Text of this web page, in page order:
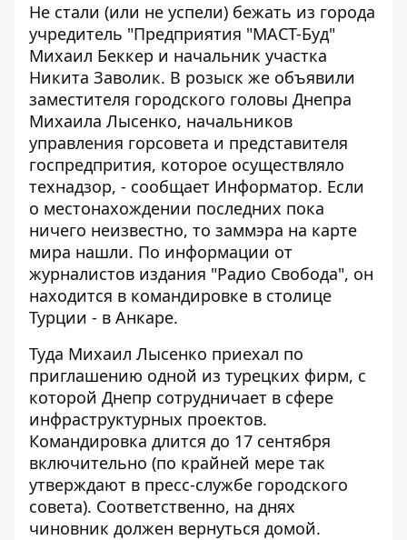
Не стали (или не успели) бежать из города
учредитель "Предприятия "МАСТ-Буд"
Михаил Беккер и начальник участка
Никита Заволик. В розыск же объявили
заместителя городского головы Днепра
Михаила Лысенко, начальников
управления горсовета и представителя
госпредпрития, которое осуществляло
технадзор, - сообщает Информатор. Если
о местонахождении последних пока
ничего неизвестно, то заммэра на карте
мира нашли. По информации от
журналистов издания "Радио Свобода", он
находится в командировке в столице
Турции - в Анкаре.
Туда Михаил Лысенко приехал по
приглашению одной из турецких фирм, с
которой Днепр сотрудничает в сфере
инфраструктурных проектов.
Командировка длится до 17 сентября
включительно (по крайней мере так
утверждают в пресс-службе городского
совета). Соответственно, на днях
чиновник должен вернуться домой.